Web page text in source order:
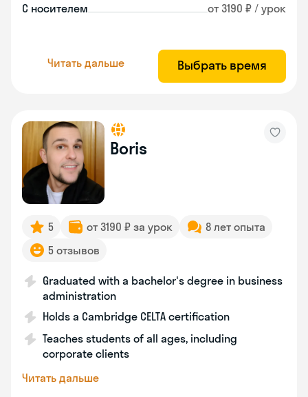
С носителем от 3190 ₽ / урок
Читать дальше Выбрать время
Boris
5 от 3190 ₽ за урок
8 лет опыта
5 отзывов
Graduated with a bachelor's degree in business
administration
Holds a Cambridge CELTA certification
Teaches students of all ages, including
corporate clients
Читать дальше